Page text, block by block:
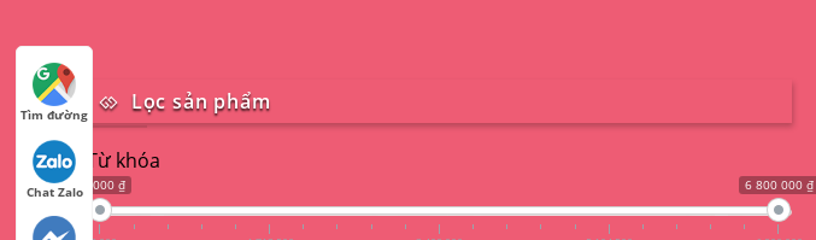
Lọc sản phẩm
Từ khóa
18 000 ₫ 6 800 000 ₫
Tìm đường
Chat Zalo